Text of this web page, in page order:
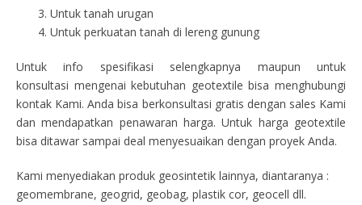
Untuk tanah urugan
Untuk perkuatan tanah di lereng gunung
Untuk info spesifikasi selengkapnya maupun untuk
konsultasi mengenai kebutuhan geotextile bisa menghubungi
kontak Kami. Anda bisa berkonsultasi gratis dengan sales Kami
dan mendapatkan penawaran harga. Untuk harga geotextile
bisa ditawar sampai deal menyesuaikan dengan proyek Anda.
Kami menyediakan produk geosintetik lainnya, diantaranya :
geomembrane, geogrid, geobag, plastik cor, geocell dll.